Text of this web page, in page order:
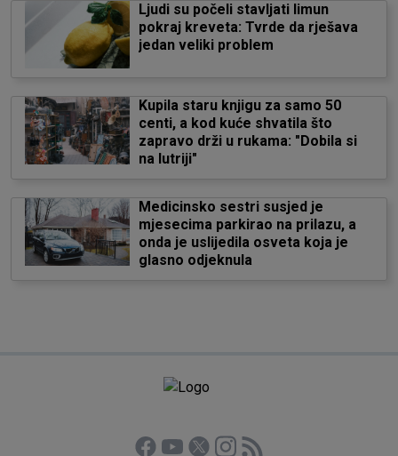
Ljudi su počeli stavljati limun
pokraj kreveta: Tvrde da rješava
jedan veliki problem
Kupila staru knjigu za samo 50
centi, a kod kuće shvatila što
zapravo drži u rukama: "Dobila si
na lutriji"
Medicinsko sestri susjed je
mjesecima parkirao na prilazu, a
onda je uslijedila osveta koja je
glasno odjeknula